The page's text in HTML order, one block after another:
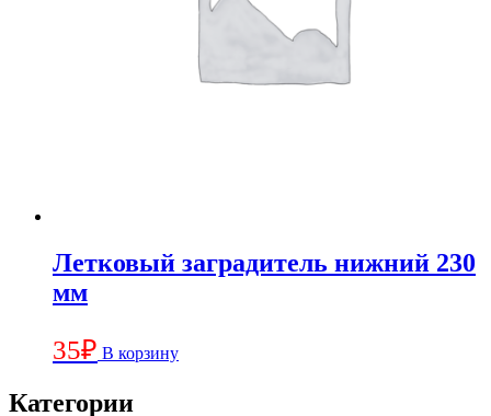
Летковый заградитель нижний 230
мм
35₽ В корзину
Категории